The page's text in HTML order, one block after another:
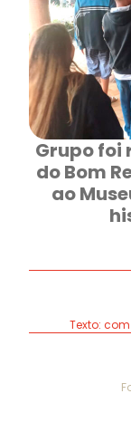
Texto:
Grupo foi
do Bom
ao